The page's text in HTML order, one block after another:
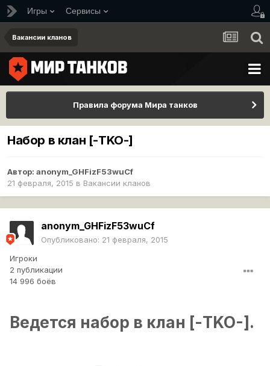
Игры Сервисы
Вакансии кланов
Правила форума Мира танков
Набор в клан [-TKO-]
Автор: anonym_GHFizF53wuCf
21 февраля, 2015 в Вакансии кланов
anonym_GHFizF53wuCf
Опубликовано: 21 февраля, 2015
Игроки
2 публикации
14 996 боёв
Ведется набор в клан [-TKO-].